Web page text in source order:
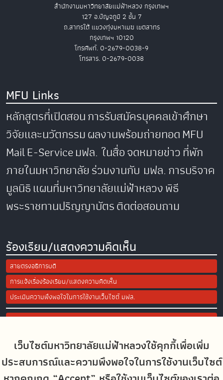
เว็บไซต์มหาวิทยาลัยแม่ฟ้าหลวงใช้คุกกี้เพื่อเพิ่ม
ประสบการณ์และความพึงพอใจในการใช้งานเว็บไซต์
สำนักงานมหาวิทยาลัยแม่ฟ้าหลวง กรุงเทพฯ
127 อ.ปัญจภูมิ 2 ชั้น 7
ถ.สาทรใต้ แขวงทุ่งมหาเมฆ เขตสาทร
กรุงเทพฯ 10120
โทรศัพท์. 0-2679-0038-9
โทรสาร. 0-2679-0038
MFU Links
หลักสูตรที่เปิดสอนการรับสมัครบุคคลเข้าศึกษา
วิจัยและนวัตกรรมผลงานพร้อมถ่ายทอดMFU
MailE-Serviceมฟล. ในสื่อจดหมายข่าวที่พัก
ภายในมหาวิทยาลัยร่วมงานกับ มฟล.การบริจาค
มูลนิธิแผนที่มหาวิทยาลัยแม่ฟ้าหลวงพิธี
พระราชทานปริญญาบัตรติดต่อสอบถาม
ร้องเรียน/แสดงความคิดเห็น
สายตรงอธิการบดี
การแจ้งเรื่องร้องเรียน/แสดงความคิดเห็น
ประเมินความพึงพอใจในการใช้งานเว็บไซต์ มฟล.
Site Map
Social Media